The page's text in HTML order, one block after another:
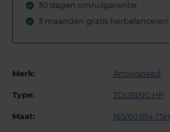
30 dagen omruilgarantie
3 maanden gratis herbalanceren
Merk: Arrowspeed
Type: TOURING HP
Maat: 165/60 R14 75H